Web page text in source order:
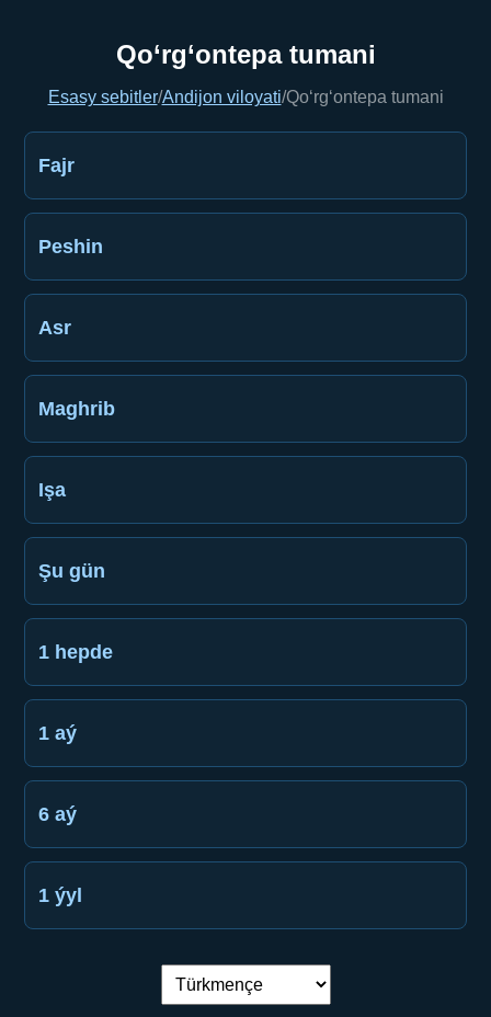
Qo‘rg‘ontepa tumani
Esasy sebitler/Andijon viloyati/Qo‘rg‘ontepa tumani
Fajr
Peshin
Asr
Maghrib
Işa
Şu gün
1 hepde
1 aý
6 aý
1 ýyl
Dil çalşyryş: